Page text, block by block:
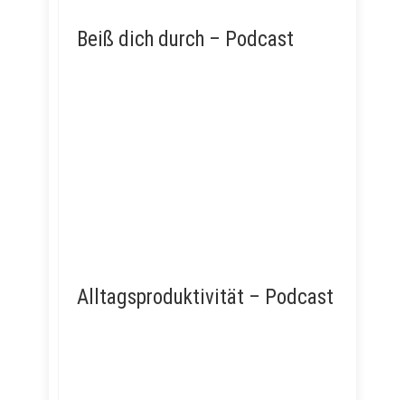
Beiß dich durch – Podcast
Alltagsproduktivität – Podcast